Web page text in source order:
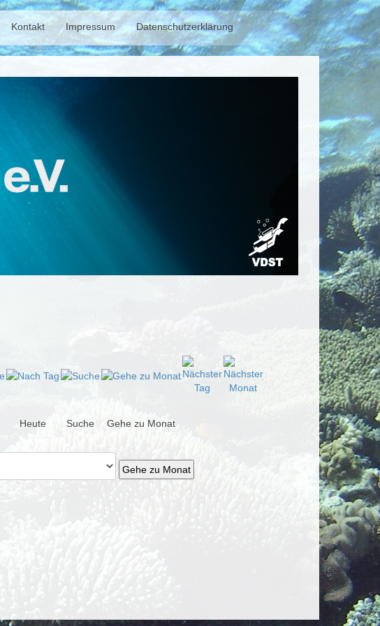
Kontakt Impressum Datenschutzerklärung
Heute Suche Gehe zu Monat
Gehe zu Monat